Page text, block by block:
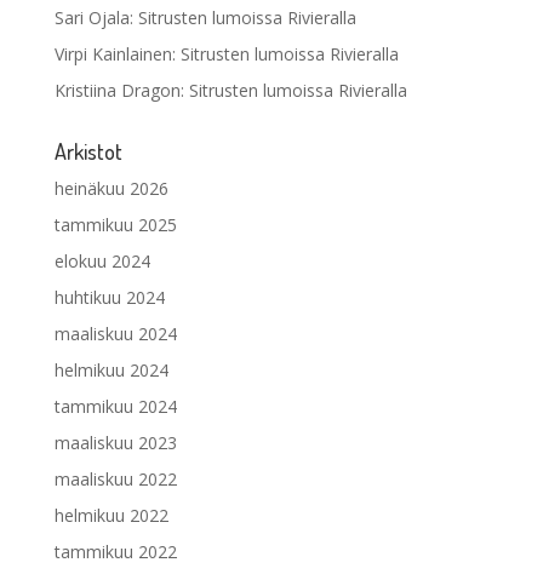
Sari Ojala: Sitrusten lumoissa Rivieralla
Virpi Kainlainen: Sitrusten lumoissa Rivieralla
Kristiina Dragon: Sitrusten lumoissa Rivieralla
Arkistot
heinäkuu 2026
tammikuu 2025
elokuu 2024
huhtikuu 2024
maaliskuu 2024
helmikuu 2024
tammikuu 2024
maaliskuu 2023
maaliskuu 2022
helmikuu 2022
tammikuu 2022